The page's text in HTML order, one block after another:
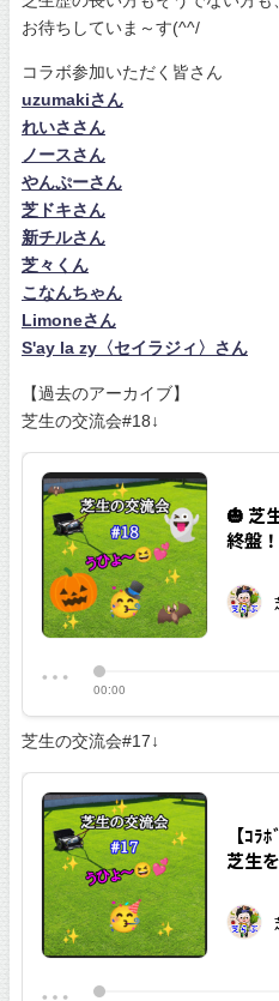
お待ちしていま～す(^^/
コラボ参加いただく皆さん
uzumakiさん
れいささん
ノースさん
やんぷーさん
芝ドキさん
新チルさん
芝々くん
こなんちゃん
Limoneさん
S'ay la zy〈セイラジィ〉さん
【過去のアーカイブ】
芝生の交流会#18↓
芝生の交流会#17↓